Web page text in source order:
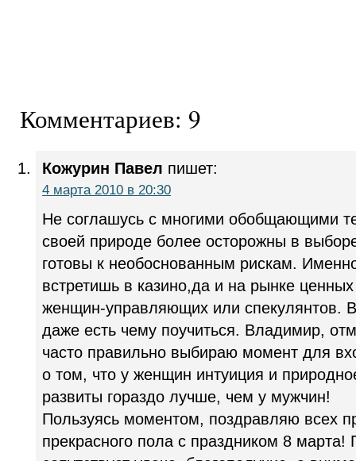
Комментариев: 9
Кожурин Павел пишет:
4 марта 2010 в 20:30
Не соглашусь с многими обобщающими
своей природе более осторожны в
готовы к необоснованным рискам.
встретишь в казино,да и на рынке
женщин-управляющих или спекулянтов.
даже есть чему поучиться. Владимир,
часто правильно выбираю момент для
о том, что у женщин интуиция и
развиты гораздо лучше, чем у мужчин!
Пользуясь моментом, поздравляю всех
прекрасного пола с праздником 8